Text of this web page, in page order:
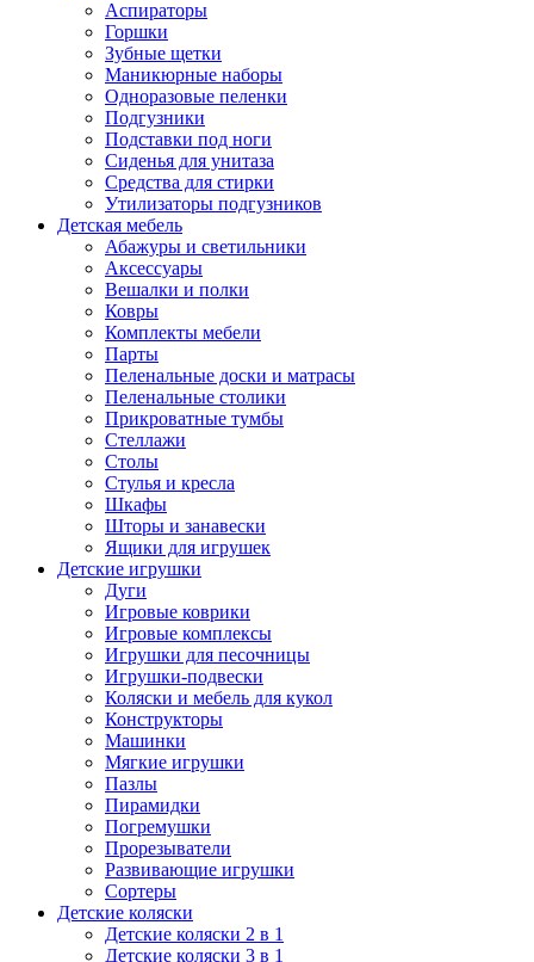
Аспираторы
Горшки
Зубные щетки
Маникюрные наборы
Одноразовые пеленки
Подгузники
Подставки под ноги
Сиденья для унитаза
Средства для стирки
Утилизаторы подгузников
Детская мебель
Абажуры и светильники
Аксессуары
Вешалки и полки
Ковры
Комплекты мебели
Парты
Пеленальные доски и матрасы
Пеленальные столики
Прикроватные тумбы
Стеллажи
Столы
Стулья и кресла
Шкафы
Шторы и занавески
Ящики для игрушек
Детские игрушки
Дуги
Игровые коврики
Игровые комплексы
Игрушки для песочницы
Игрушки-подвески
Коляски и мебель для кукол
Конструкторы
Машинки
Мягкие игрушки
Пазлы
Пирамидки
Погремушки
Прорезыватели
Развивающие игрушки
Сортеры
Детские коляски
Детские коляски 2 в 1
Детские коляски 3 в 1